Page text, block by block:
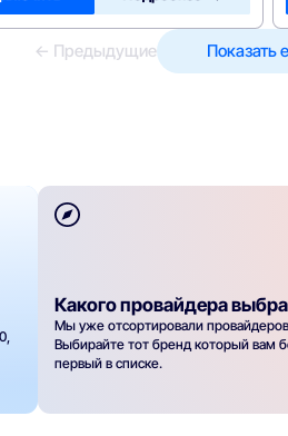
← Предыдущие Показать
Какого провайдера
Мы уже отсортировали провайдеров
Выбирайте тот бренд который вам
первый в списке.